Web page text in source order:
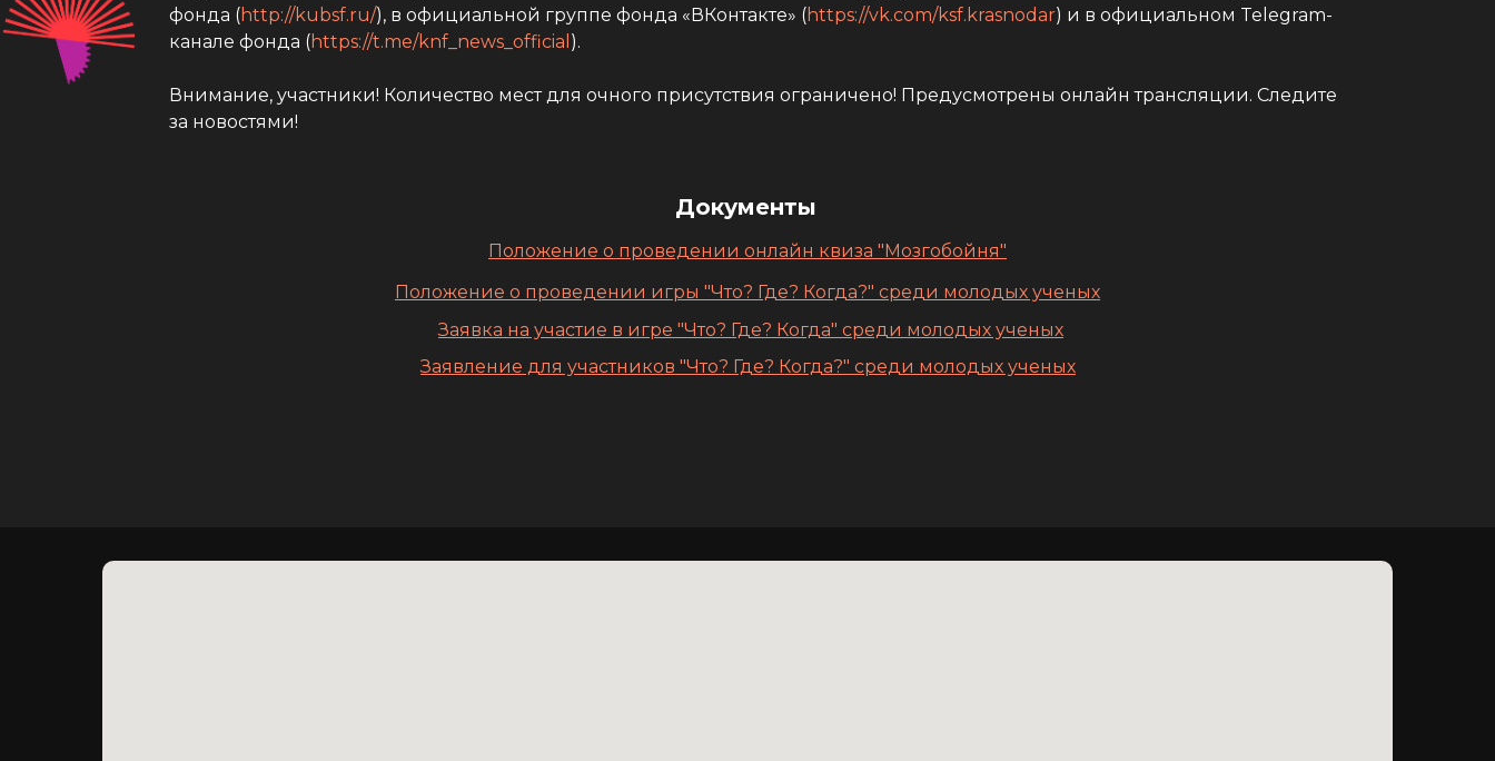
Документы
фонда (http://kubsf.ru/), в официальной группе фонда «ВКонтакте» (https://vk.com/ksf.krasnodar) и в официальном Telegram-
канале фонда (https://t.me/knf_news_official ).
Внимание, участники! Количество мест для очного присутствия ограничено! Предусмотрены онлайн трансляции. Следите
за новостями!
Положение о проведении онлайн квиза "Мозгобойня"
Положение о проведении игры "Что? Где? Когда?" среди молодых ученых
Заявка на участие в игре "Что? Где? Когда" среди молодых ученых
Заявление для участников "Что? Где? Когда?" среди молодых ученых